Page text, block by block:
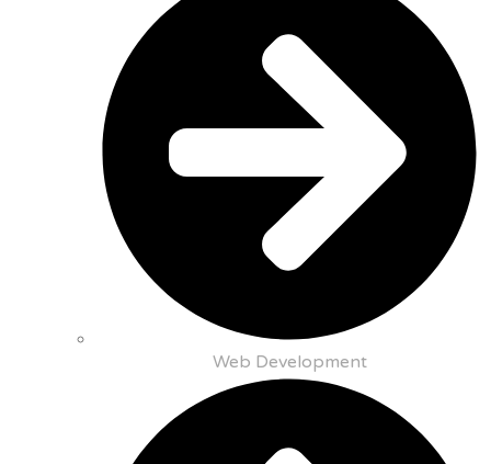
Web Development